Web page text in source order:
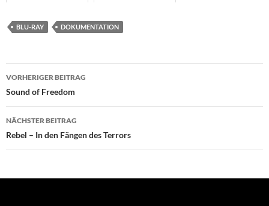
BLU-RAY DOKUMENTATION
Beitragsnavigation
VORHERIGER BEITRAG
Sound of Freedom
NÄCHSTER BEITRAG
Rebel – In den Fängen des Terrors